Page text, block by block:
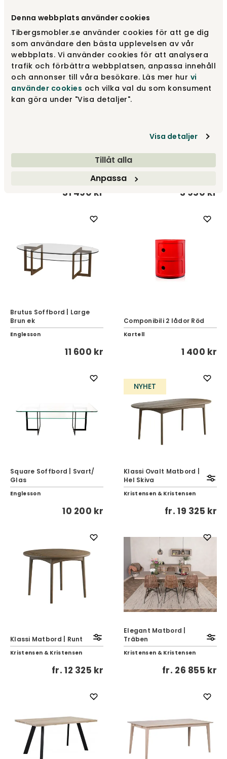
Denna webbplats använder cookies
Tibergsmobler.se använder cookies för att ge dig
som användare den bästa upplevelsen av vår
webbplats. Vi använder cookies för att analysera
trafik och förbättra webbplatsen, anpassa innehåll
och annonser till våra besökare. Läs mer hur vi
använder cookies och vilka val du som konsument
kan göra under "Visa detaljer".
Visa detaljer
Tillåt alla
Anpassa
Kristensen & Kristensen
fr.20 300 kr
Klong
5 500 kr
Prima Vista Bord | 120x90
31 490 kr
Panier bord / korg | Dark
Green
Kartell
3 950 kr
Brutus Soffbord | Large
Brun ek
Englesson
11 600 kr
Componibili 2 lådor Röd
Kartell
1 400 kr
Square Soffbord | Svart/
Glas
Englesson
10 200 kr
NYHET
Klassi Ovalt Matbord |
Hel Skiva
Kristensen & Kristensen
fr.19 325 kr
Klassi Matbord | Runt
Kristensen & Kristensen
fr.12 325 kr
Elegant Matbord |
Träben
Kristensen & Kristensen
fr. 26 855 kr